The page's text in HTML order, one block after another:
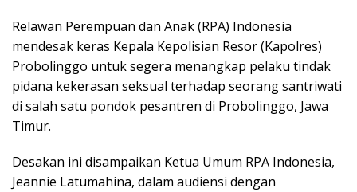
Relawan Perempuan dan Anak (RPA) Indonesia
mendesak keras Kepala Kepolisian Resor (Kapolres)
Probolinggo untuk segera menangkap pelaku tindak
pidana kekerasan seksual terhadap seorang santriwati
di salah satu pondok pesantren di Probolinggo, Jawa
Timur.
​Desakan ini disampaikan Ketua Umum RPA Indonesia,
Jeannie Latumahina, dalam audiensi dengan